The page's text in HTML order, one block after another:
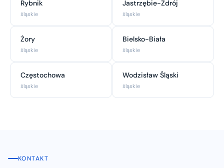
Rybnik
śląskie
Jastrzębie-Zdrój
śląskie
Żory
śląskie
Bielsko-Biała
śląskie
Częstochowa
śląskie
Wodzisław Śląski
śląskie
KONTAKT